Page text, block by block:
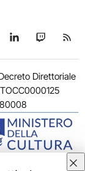
Telegram
su TikTok
Seguici su
Seguici
Direttoriale